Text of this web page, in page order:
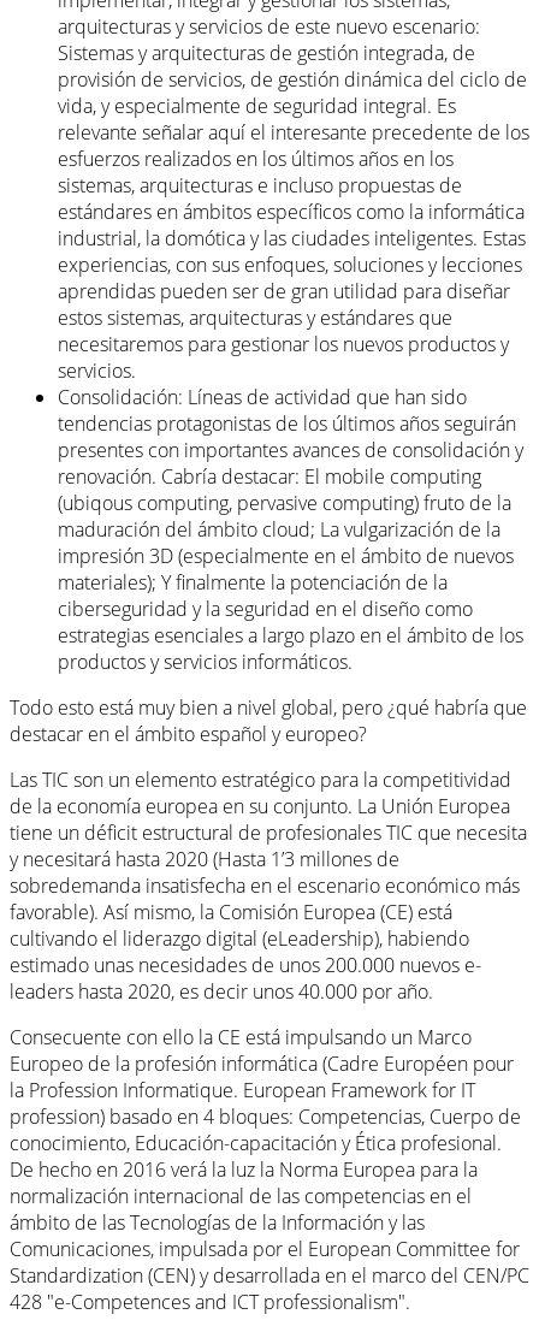
arquitecturas y servicios de este nuevo escenario:
Sistemas y arquitecturas de gestión integrada, de
provisión de servicios, de gestión dinámica del ciclo de
vida, y especialmente de seguridad integral. Es
relevante señalar aquí el interesante precedente de los
esfuerzos realizados en los últimos años en los
sistemas, arquitecturas e incluso propuestas de
estándares en ámbitos específicos como la informática
industrial, la domótica y las ciudades inteligentes. Estas
experiencias, con sus enfoques, soluciones y lecciones
aprendidas pueden ser de gran utilidad para diseñar
estos sistemas, arquitecturas y estándares que
necesitaremos para gestionar los nuevos productos y
servicios.
Consolidación: Líneas de actividad que han sido
tendencias protagonistas de los últimos años seguirán
presentes con importantes avances de consolidación y
renovación. Cabría destacar: El mobile computing
(ubiqous computing, pervasive computing) fruto de la
maduración del ámbito cloud; La vulgarización de la
impresión 3D (especialmente en el ámbito de nuevos
materiales); Y finalmente la potenciación de la
ciberseguridad y la seguridad en el diseño como
estrategias esenciales a largo plazo en el ámbito de los
productos y servicios informáticos.
Todo esto está muy bien a nivel global, pero ¿qué habría que
destacar en el ámbito español y europeo?
Las TIC son un elemento estratégico para la competitividad
de la economía europea en su conjunto. La Unión Europea
tiene un déficit estructural de profesionales TIC que necesita
y necesitará hasta 2020 (Hasta 1’3 millones de
sobredemanda insatisfecha en el escenario económico más
favorable). Así mismo, la Comisión Europea (CE) está
cultivando el liderazgo digital (eLeadership), habiendo
estimado unas necesidades de unos 200.000 nuevos e-
leaders hasta 2020, es decir unos 40.000 por año.
Consecuente con ello la CE está impulsando un Marco
Europeo de la profesión informática (Cadre Européen pour
la Profession Informatique. European Framework for IT
profession) basado en 4 bloques: Competencias, Cuerpo de
conocimiento, Educación-capacitación y Ética profesional.
De hecho en 2016 verá la luz la Norma Europea para la
normalización internacional de las competencias en el
ámbito de las Tecnologías de la Información y las
Comunicaciones, impulsada por el European Committee for
Standardization (CEN) y desarrollada en el marco del CEN/PC
428 "e-Competences and ICT professionalism".